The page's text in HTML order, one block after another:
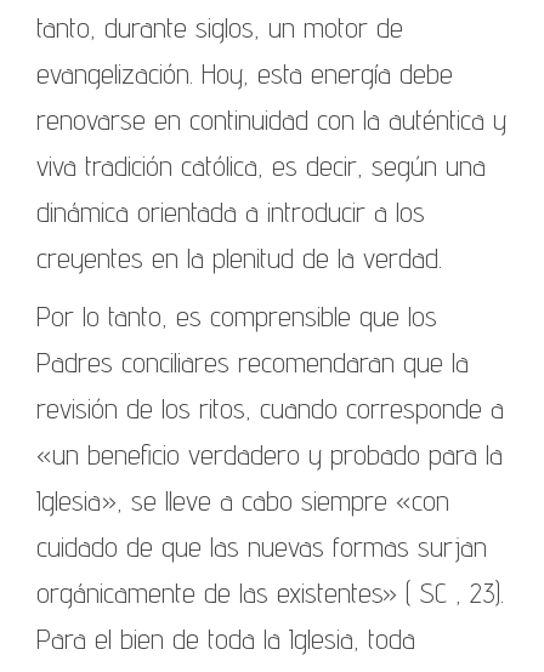
tanto, durante siglos, un motor de
evangelización. Hoy, esta energía debe
renovarse en continuidad con la auténtica y
viva tradición católica, es decir, según una
dinámica orientada a introducir a los
creyentes en la plenitud de la verdad.
Por lo tanto, es comprensible que los
Padres conciliares recomendaran que la
revisión de los ritos, cuando corresponde a
«un beneficio verdadero y probado para la
Iglesia», se lleve a cabo siempre «con
cuidado de que las nuevas formas surjan
orgánicamente de las existentes» ( SC , 23).
Para el bien de toda la Iglesia, toda